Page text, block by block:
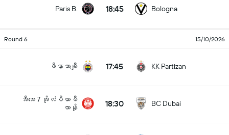
Paris B. 18:45 Bologna
Round 6 15/10/2026
ဖီနာဘာချီ 17:45 KK Partizan
အီအေ 7 အိုလံပီယာမီ
လာနို
18:30 BC Dubai